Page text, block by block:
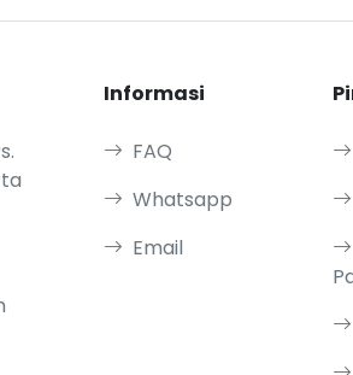
Informasi
FAQ
Whatsapp
Email